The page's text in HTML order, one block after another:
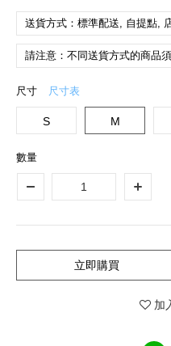
送貨方式：標準配送, 自提點,
請注意：不同送貨方式的商品
尺寸 尺寸表
S M
數量
立即購買
加